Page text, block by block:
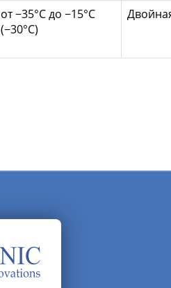
от −35°C до −15°C
(−30°C)